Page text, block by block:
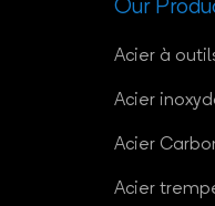
Our
Acier à
Acier
Acier
Acier